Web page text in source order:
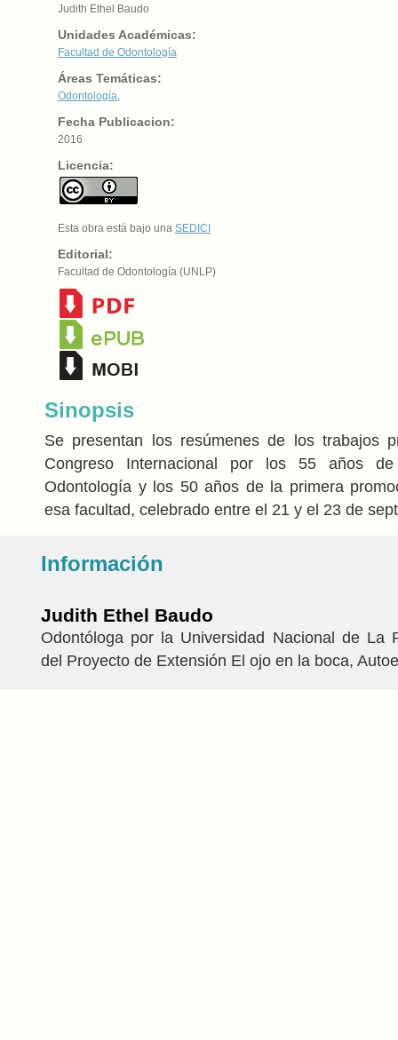
Judith Ethel Baudo
Unidades Académicas:
Facultad de Odontología
Áreas Temáticas:
Odontología
Fecha Publicacion:
2016
Licencia:
Esta obra está bajo una SEDICI
Editorial:
Facultad de Odontología (UNLP)
Sinopsis
Se presentan los resúmenes de los trabajos
Congreso Internacional por los 55 años
Odontología y los 50 años de la primera
esa facultad, celebrado entre el 21 y el 23 de
Información
Judith Ethel Baudo
Odontóloga por la Universidad Nacional de La
del Proyecto de Extensión El ojo en la boca,